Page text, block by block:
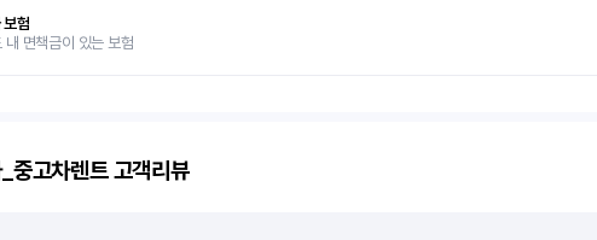
보험
내 면책금이 있는 보험
중고차렌트고객리뷰